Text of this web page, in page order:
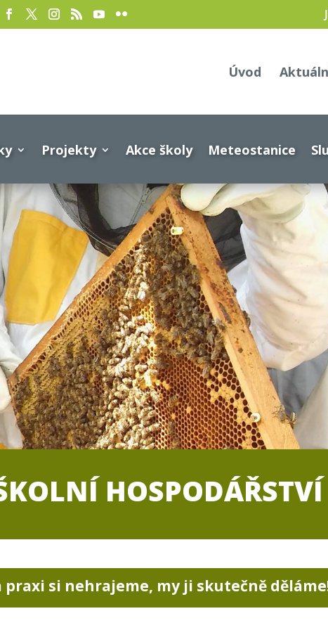
Úvod
Projekty Akce školy Meteostanice
HOSPODÁŘSTVÍ
praxi si nehrajeme, my ji skutečně